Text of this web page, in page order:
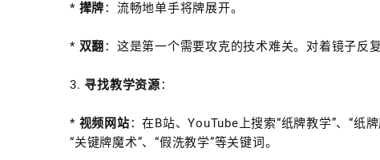
* 撵牌：流畅地单手将牌展开。
* 双翻 ：这是第一个需要攻克的技术难关。对着镜子反
3. 寻找教学资源：
* 视频网站：在B站、YouTube上搜索“纸牌教学”、“纸
“关键牌魔术”、“假洗教学”等关键词。